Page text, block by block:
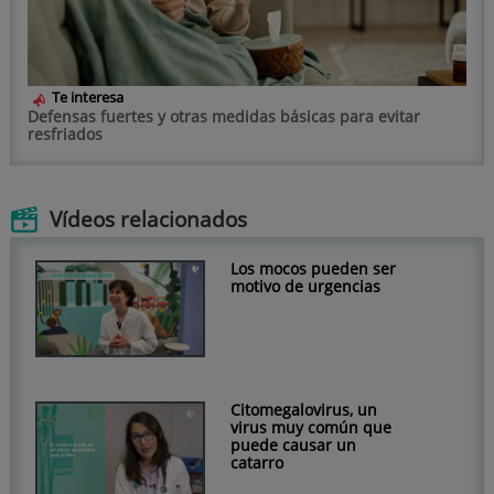
Te interesa
Defensas fuertes y otras medidas básicas para evitar
resfriados
Vídeos relacionados
Los mocos pueden ser
motivo de urgencias
Citomegalovirus, un
virus muy común que
puede causar un
catarro